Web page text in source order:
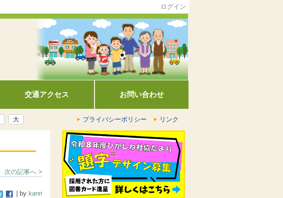
ログイン
交通アクセス お問い合わせ
大 プライバシーポリシー リンク
次の記事へ >
| by kanri